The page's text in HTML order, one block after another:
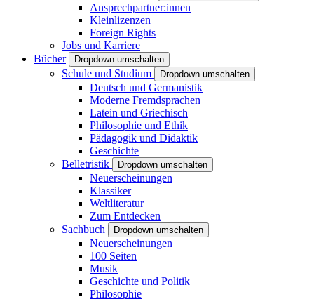
Ansprechpartner:innen
Kleinlizenzen
Foreign Rights
Jobs und Karriere
Bücher
Dropdown umschalten
Schule und Studium Dropdown umschalten
Deutsch und Germanistik
Moderne Fremdsprachen
Latein und Griechisch
Philosophie und Ethik
Pädagogik und Didaktik
Geschichte
Belletristik
Dropdown umschalten
Neuerscheinungen
Klassiker
Weltliteratur
Zum Entdecken
Sachbuch
Dropdown umschalten
Neuerscheinungen
100 Seiten
Musik
Geschichte und Politik
Philosophie